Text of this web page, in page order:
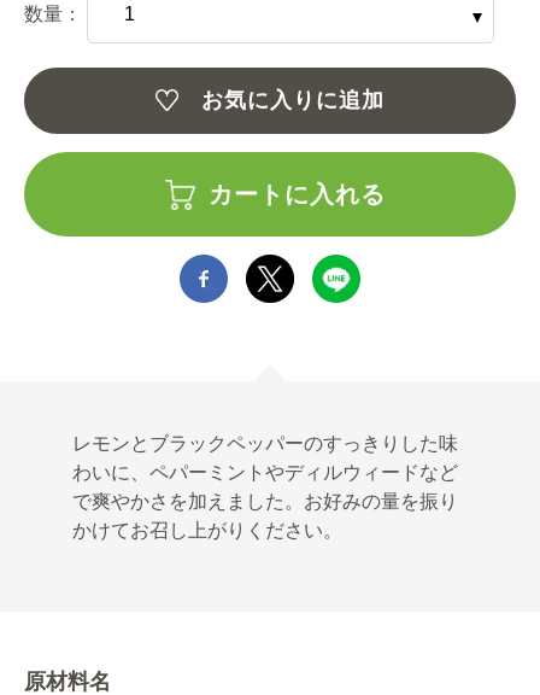
数量：
お気に入りに追加
カートに入れる
レモンとブラックペッパーのすっきりした味
わいに、ペパーミントやディルウィードなど
で爽やかさを加えました。お好みの量を振り
かけてお召し上がりください。
原材料名